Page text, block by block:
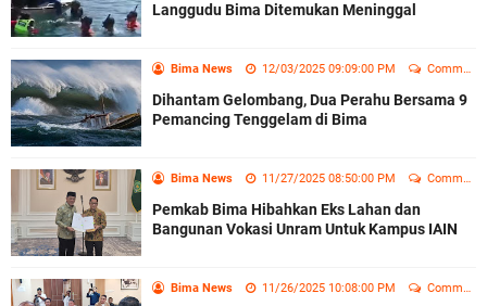
Langgudu Bima Ditemukan Meninggal
Bima News 12/03/2025 09:09:00 PM Comment
Dihantam Gelombang, Dua Perahu Bersama 9
Pemancing Tenggelam di Bima
Bima News 11/27/2025 08:50:00 PM Comment
Pemkab Bima Hibahkan Eks Lahan dan
Bangunan Vokasi Unram Untuk Kampus IAIN
Bima News 11/26/2025 10:08:00 PM Comment